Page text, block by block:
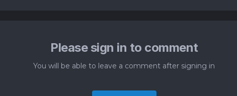
Please sign in to comment
You will be able to leave a comment after signing in